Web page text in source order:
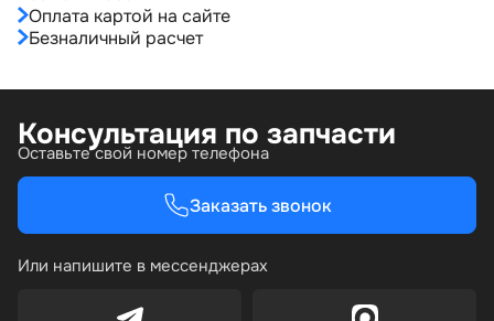
Оплата картой на сайте
Безналичный расчет
Консультация по запчасти
Оставьте свой номер телефона
Заказать звонок
Или напишите в мессенджерах